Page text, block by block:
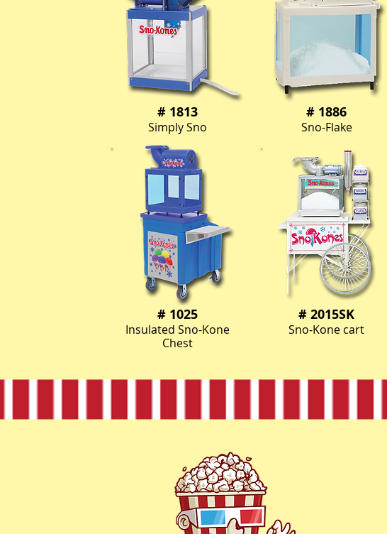
# 1813
Simply Sno
# 1025
Insulated Sno-Kone
Chest
# 1886
Sno-Flake
# 2015SK
Sno-Kone cart